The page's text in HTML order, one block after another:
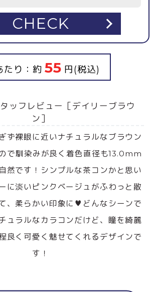
CHECK
たり：約 55 円(税込)
ッフレビュー［デイリーブラウ
ン］
ず裸眼に近いナチュラルなブラウン
で馴染みが良く着色直径も13.0mm
然です！シンプルな茶コンかと思い
に淡いピンクベージュがふわっと散
、柔らかい印象に♥どんなシーンで
ュラルなカラコンだけど、瞳を綺麗
良く可愛く魅せてくれるデザインで
す！